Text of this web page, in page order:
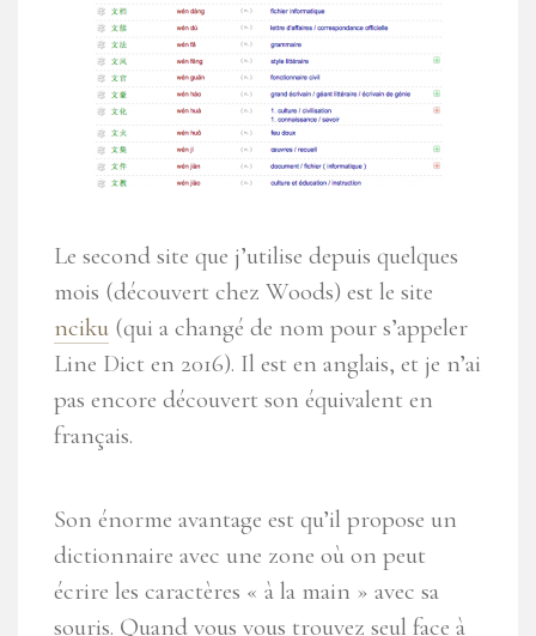
Le second site que j’utilise depuis quelques
mois (découvert chez Woods) est le site
nciku (qui a changé de nom pour s’appeler
Line Dict en 2016). Il est en anglais, et je n’ai
pas encore découvert son équivalent en
français.
Son énorme avantage est qu’il propose un
dictionnaire avec une zone où on peut
écrire les caractères « à la main » avec sa
souris. Quand vous vous trouvez seul face à